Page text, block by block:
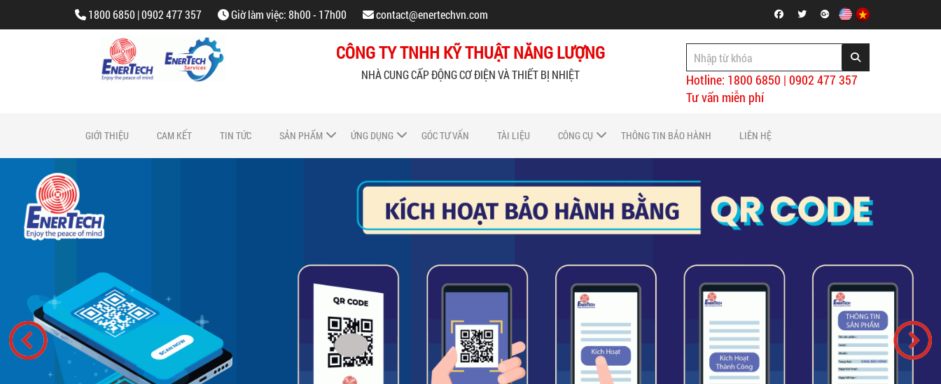
1800 6850 | 0902 477 357 Giờ làm việc: 8h00 - 17h00 contact@enertechvn.com
CÔNG TY TNHH KỸ THUẬT NĂNG LƯỢNG
NHÀ CUNG CẤP ĐỘNG CƠ ĐIỆN VÀ THIẾT BỊ NHIỆT
Hotline: 1800 6850 | 0902 477 357
Tư vấn miễn phí
GIỚI THIỆU CAM KẾT TIN TỨC SẢN PHẨM ỨNG DỤNG GÓC TƯ VẤN TÀI LIỆU CÔNG CỤ THÔNG TIN BẢO HÀNH LIÊN HỆ